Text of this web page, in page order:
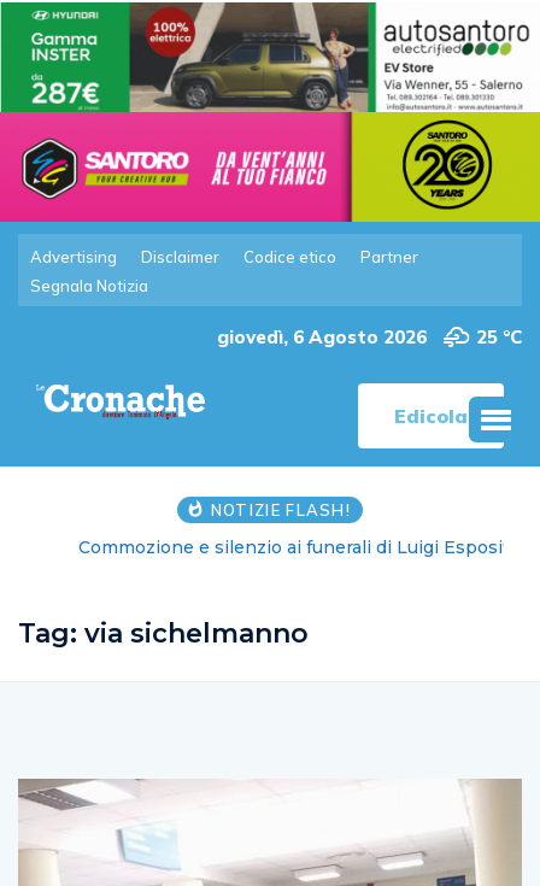
Advertising Disclaimer Codice etico
Partner
Segnala Notizia
giovedì, 6 Agosto 2026 25 °C
Edicola
NOTIZIE FLASH!
Commozione e silenzio ai funerali di Luigi Esposito
Tag: via sichelmanno